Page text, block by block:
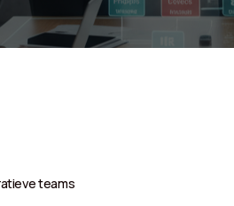
teams